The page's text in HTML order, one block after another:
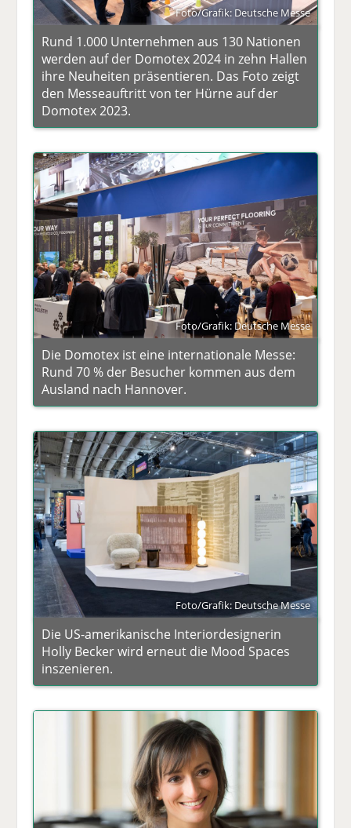
Foto/Grafik: Deutsche Messe
Rund 1.000 Unternehmen aus 130 Nationen
werden auf der Domotex 2024 in zehn Hallen
ihre Neuheiten präsentieren. Das Foto zeigt
den Messeauftritt von ter Hürne auf der
Domotex 2023.
Foto/Grafik: Deutsche Messe
Die Domotex ist eine internationale Messe:
Rund 70 % der Besucher kommen aus dem
Ausland nach Hannover.
Foto/Grafik: Deutsche Messe
Die US-amerikanische Interiordesignerin
Holly Becker wird erneut die Mood Spaces
inszenieren.